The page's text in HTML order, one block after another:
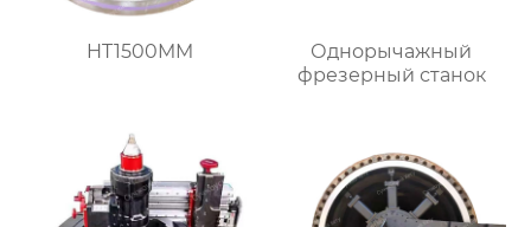
HT1500MM
Однорычажный
фрезерный станок